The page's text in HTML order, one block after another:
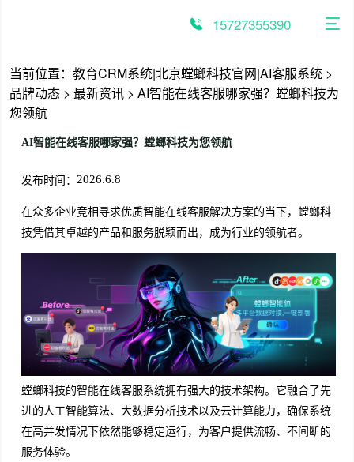
15727355390
当前位置： 教育CRM系统|北京螳螂科技官网|AI客服系统 >
品牌动态 > 最新资讯 > AI智能在线客服哪家强？螳螂科技为
您领航
AI智能在线客服哪家强？螳螂科技为您领航
发布时间： 2026.6.8
在众多企业竞相寻求优质智能在线客服解决方案的当下，螳螂科
技凭借其卓越的产品和服务脱颖而出，成为行业的领航者。
螳螂科技的智能在线客服系统拥有强大的技术架构。它融合了先
进的人工智能算法、大数据分析技术以及云计算能力，确保系统
在高并发情况下依然能够稳定运行，为客户提供流畅、不间断的
服务体验。